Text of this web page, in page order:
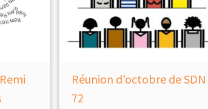
Réunion d’octobre de SDN
72